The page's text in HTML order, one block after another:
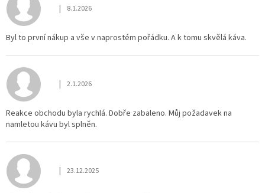
Hodnocení obchodu je 5 z 5 hvězdiček.
| 8.1.2026
Byl to první nákup a vše v naprostém pořádku. A k tomu skvělá káva.
Hodnocení obchodu je 5 z 5 hvězdiček.
| 2.1.2026
Reakce obchodu byla rychlá. Dobře zabaleno. Můj požadavek na
namletou kávu byl splněn.
Hodnocení obchodu je 5 z 5 hvězdiček.
| 23.12.2025